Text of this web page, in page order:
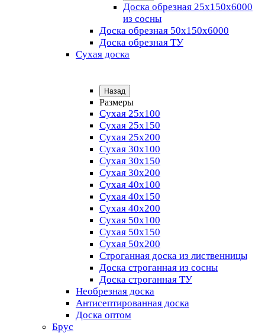
Доска обрезная 25x150x6000
из сосны
Доска обрезная 50х150х6000
Доска обрезная ТУ
Сухая доска
Назад
Размеры
Сухая 25х100
Сухая 25х150
Сухая 25х200
Сухая 30х100
Сухая 30х150
Сухая 30х200
Сухая 40х100
Сухая 40х150
Сухая 40х200
Сухая 50х100
Сухая 50х150
Сухая 50х200
Строганная доска из лиственницы
Доска строганная из сосны
Доска строганная ТУ
Необрезная доска
Антисептированная доска
Доска оптом
Брус